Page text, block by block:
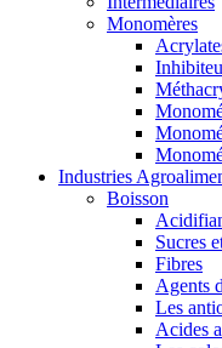
Monomères
Industries
Boisson
Sucres
Fibres
Agents
Les
Acides